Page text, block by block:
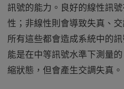
訊號的能力。良好的線性訊
性；非線性則會導致失真、
所有這些都會造成系統中的
能是在中等訊號水準下測量
縮狀態，但會產生交調失真。